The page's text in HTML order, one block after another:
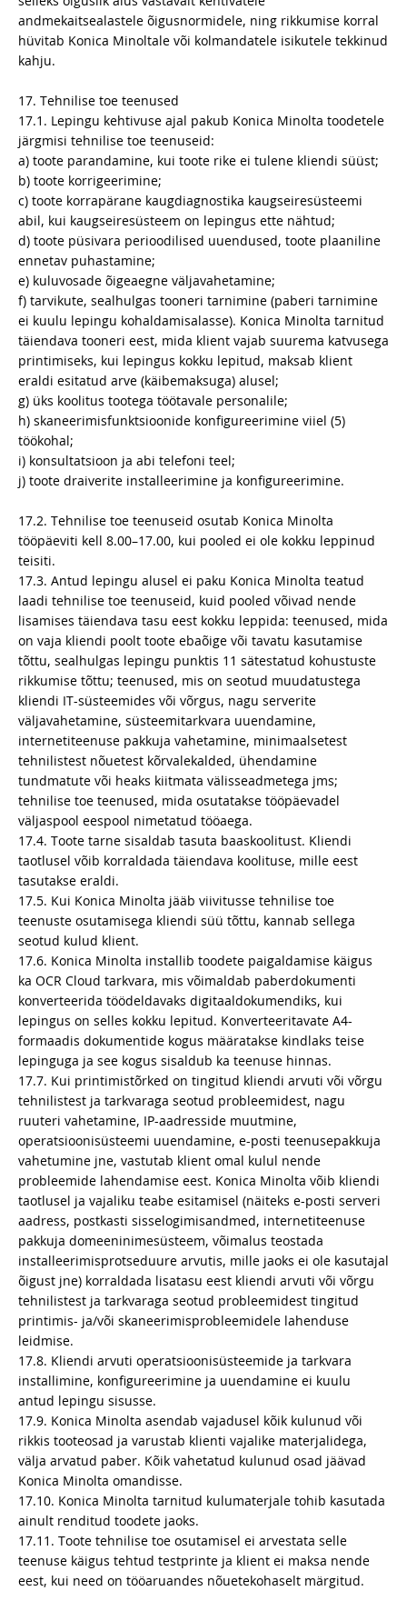
andmekaitsealastele õigusnormidele, ning rikkumise korral
hüvitab Konica Minoltale või kolmandatele isikutele tekkinud
kahju.
17. Tehnilise toe teenused
17.1. Lepingu kehtivuse ajal pakub Konica Minolta toodetele
järgmisi tehnilise toe teenuseid:
a) toote parandamine, kui toote rike ei tulene kliendi süüst;
b) toote korrigeerimine;
c) toote korrapärane kaugdiagnostika kaugseiresüsteemi
abil, kui kaugseiresüsteem on lepingus ette nähtud;
d) toote püsivara perioodilised uuendused, toote plaaniline
ennetav puhastamine;
e) kuluvosade õigeaegne väljavahetamine;
f) tarvikute, sealhulgas tooneri tarnimine (paberi tarnimine
ei kuulu lepingu kohaldamisalasse). Konica Minolta tarnitud
täiendava tooneri eest, mida klient vajab suurema katvusega
printimiseks, kui lepingus kokku lepitud, maksab klient
eraldi esitatud arve (käibemaksuga) alusel;
g) üks koolitus tootega töötavale personalile;
h) skaneerimisfunktsioonide konfigureerimine viiel (5)
töökohal;
i) konsultatsioon ja abi telefoni teel;
j) toote draiverite installeerimine ja konfigureerimine.
17.2. Tehnilise toe teenuseid osutab Konica Minolta
tööpäeviti kell 8.00–17.00, kui pooled ei ole kokku leppinud
teisiti.
17.3. Antud lepingu alusel ei paku Konica Minolta teatud
laadi tehnilise toe teenuseid, kuid pooled võivad nende
lisamises täiendava tasu eest kokku leppida: teenused, mida
on vaja kliendi poolt toote ebaõige või tavatu kasutamise
tõttu, sealhulgas lepingu punktis 11 sätestatud kohustuste
rikkumise tõttu; teenused, mis on seotud muudatustega
kliendi IT-süsteemides või võrgus, nagu serverite
väljavahetamine, süsteemitarkvara uuendamine,
internetiteenuse pakkuja vahetamine, minimaalsetest
tehnilistest nõuetest kõrvalekalded, ühendamine
tundmatute või heaks kiitmata välisseadmetega jms;
tehnilise toe teenused, mida osutatakse tööpäevadel
väljaspool eespool nimetatud tööaega.
17.4. Toote tarne sisaldab tasuta baaskoolitust. Kliendi
taotlusel võib korraldada täiendava koolituse, mille eest
tasutakse eraldi.
17.5. Kui Konica Minolta jääb viivitusse tehnilise toe
teenuste osutamisega kliendi süü tõttu, kannab sellega
seotud kulud klient.
17.6. Konica Minolta installib toodete paigaldamise käigus
ka OCR Cloud tarkvara, mis võimaldab paberdokumenti
konverteerida töödeldavaks digitaaldokumendiks, kui
lepingus on selles kokku lepitud. Konverteeritavate A4-
formaadis dokumentide kogus määratakse kindlaks teise
lepinguga ja see kogus sisaldub ka teenuse hinnas.
17.7. Kui printimistõrked on tingitud kliendi arvuti või võrgu
tehnilistest ja tarkvaraga seotud probleemidest, nagu
ruuteri vahetamine, IP-aadresside muutmine,
operatsioonisüsteemi uuendamine, e-posti teenusepakkuja
vahetumine jne, vastutab klient omal kulul nende
probleemide lahendamise eest. Konica Minolta võib kliendi
taotlusel ja vajaliku teabe esitamisel (näiteks e-posti serveri
aadress, postkasti sisselogimisandmed, internetiteenuse
pakkuja domeeninimesüsteem, võimalus teostada
installeerimisprotseduure arvutis, mille jaoks ei ole kasutajal
õigust jne) korraldada lisatasu eest kliendi arvuti või võrgu
tehnilistest ja tarkvaraga seotud probleemidest tingitud
printimis- ja/või skaneerimisprobleemidele lahenduse
leidmise.
17.8. Kliendi arvuti operatsioonisüsteemide ja tarkvara
installimine, konfigureerimine ja uuendamine ei kuulu
antud lepingu sisusse.
17.9. Konica Minolta asendab vajadusel kõik kulunud või
rikkis tooteosad ja varustab klienti vajalike materjalidega,
välja arvatud paber. Kõik vahetatud kulunud osad jäävad
Konica Minolta omandisse.
17.10. Konica Minolta tarnitud kulumaterjale tohib kasutada
ainult renditud toodete jaoks.
17.11. Toote tehnilise toe osutamisel ei arvestata selle
teenuse käigus tehtud testprinte ja klient ei maksa nende
eest, kui need on tööaruandes nõuetekohaselt märgitud.